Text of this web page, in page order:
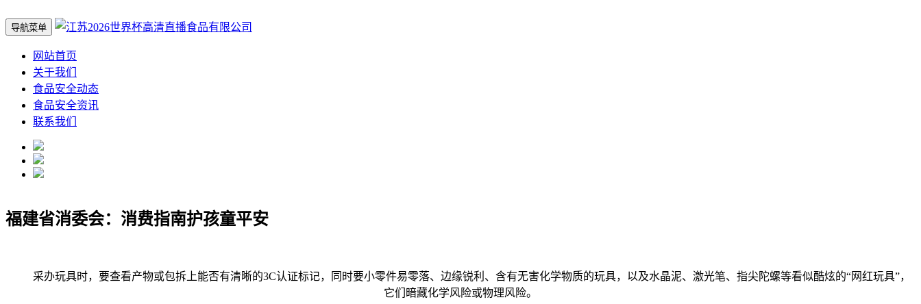
导航菜单
网站首页
关于我们
食品安全动态
食品安全资讯
联系我们
福建省消委会：消费指南护孩童平安
采办玩具时，要查看产物或包拆上能否有清晰的3C认证标记，同时要小零件易零落、边缘锐利、含有无害化学物质的玩具，以及水晶泥、激光笔、指尖陀螺等看似酷炫的“网红玩具”，
它们暗藏化学风险或物理风险。